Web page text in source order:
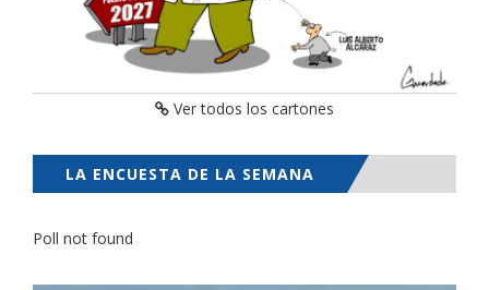
Ver todos los cartones
LA ENCUESTA DE LA SEMANA
Poll not found